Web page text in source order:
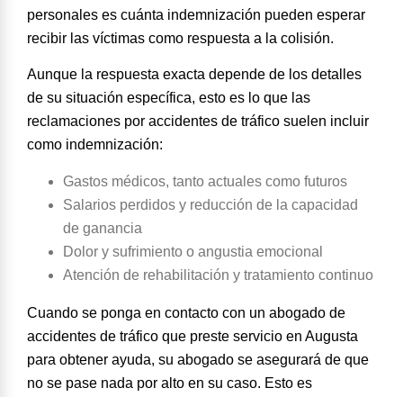
personales es cuánta indemnización pueden esperar
recibir las víctimas como respuesta a la colisión.
Aunque la respuesta exacta depende de los detalles
de su situación específica, esto es lo que las
reclamaciones por accidentes de tráfico suelen incluir
como indemnización:
Gastos médicos, tanto actuales como futuros
Salarios perdidos y reducción de la capacidad
de ganancia
Dolor y sufrimiento o angustia emocional
Atención de rehabilitación y tratamiento continuo
Cuando se ponga en contacto con un abogado de
accidentes de tráfico que preste servicio en Augusta
para obtener ayuda, su abogado se asegurará de que
no se pase nada por alto en su caso. Esto es